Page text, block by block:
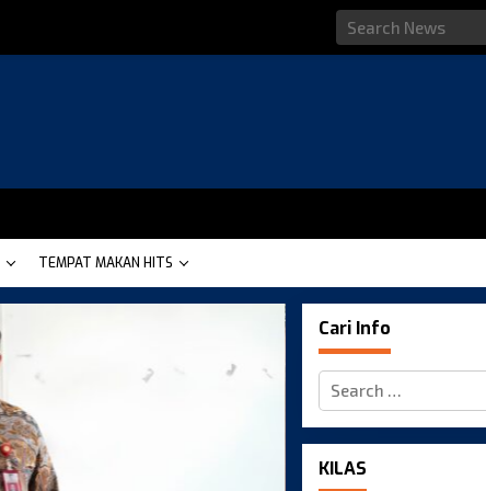
TEMPAT MAKAN HITS
Cari Info
Search
for:
KILAS